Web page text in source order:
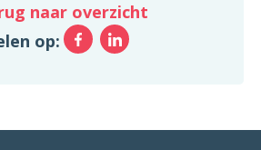
naar overzicht
op:
Facebook
LinkedIn